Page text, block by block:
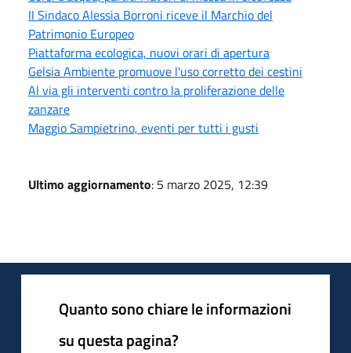
Il Sindaco Alessia Borroni riceve il Marchio del
Patrimonio Europeo
Piattaforma ecologica, nuovi orari di apertura
Gelsia Ambiente promuove l'uso corretto dei cestini
Al via gli interventi contro la proliferazione delle
zanzare
Maggio Sampietrino, eventi per tutti i gusti
Ultimo aggiornamento: 5 marzo 2025, 12:39
Quanto sono chiare le informazioni
su questa pagina?